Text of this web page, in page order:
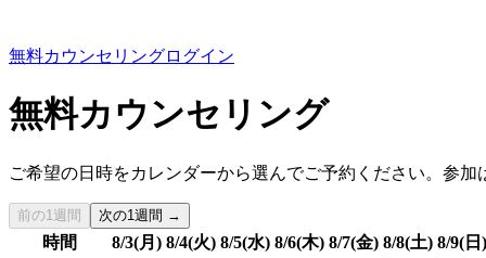
無料カウンセリングログイン
無料カウンセリング
ご希望の日時をカレンダーから選んでご予約ください。参加
前の1週間 次の1週間 →
時間 8/3(月) 8/4(火) 8/5(水) 8/6(木) 8/7(金) 8/8(土) 8/9(日)